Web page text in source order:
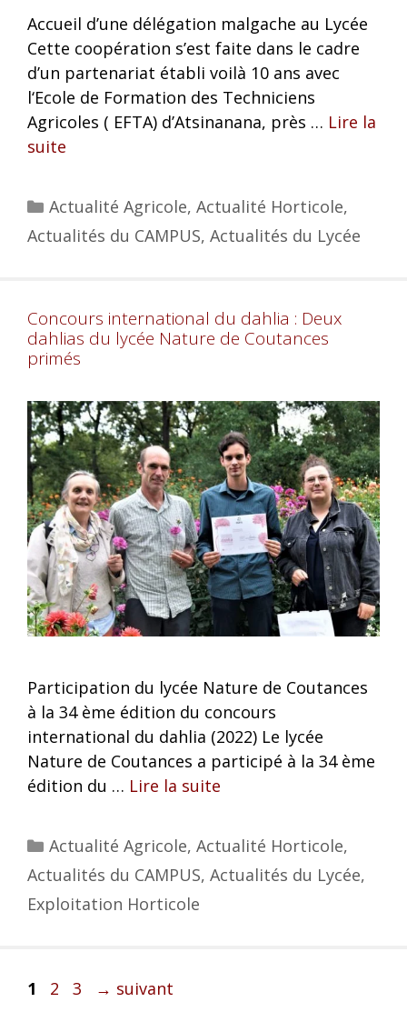
Accueil d’une délégation malgache au Lycée
Cette coopération s’est faite dans le cadre
d’un partenariat établi voilà 10 ans avec
l‘Ecole de Formation des Techniciens
Agricoles ( EFTA) d’Atsinanana, près … Lire la
suite
Actualité Agricole, Actualité Horticole,
Actualités du CAMPUS, Actualités du Lycée
Concours international du dahlia : Deux
dahlias du lycée Nature de Coutances
primés
Participation du lycée Nature de Coutances
à la 34 ème édition du concours
international du dahlia (2022) Le lycée
Nature de Coutances a participé à la 34 ème
édition du … Lire la suite
Actualité Agricole, Actualité Horticole,
Actualités du CAMPUS, Actualités du Lycée,
Exploitation Horticole
1 2 3 → suivant